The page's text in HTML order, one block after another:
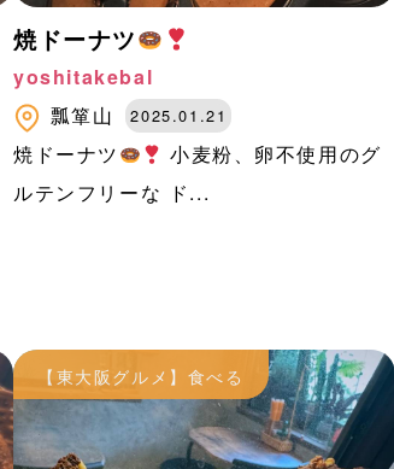
焼ドーナツ
yoshitakebal
瓢箪山
2025.01.21
焼ドーナツ
小麦粉、卵不使用のグ
ルテンフリーな ド...
【東大阪グルメ】食べる